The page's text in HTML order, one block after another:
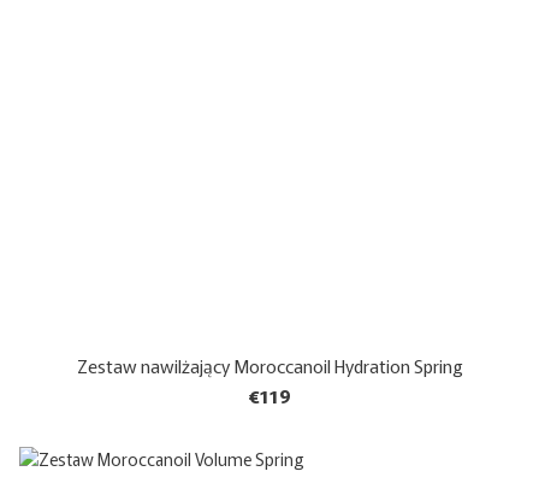
Zestaw nawilżający Moroccanoil Hydration Spring
€119